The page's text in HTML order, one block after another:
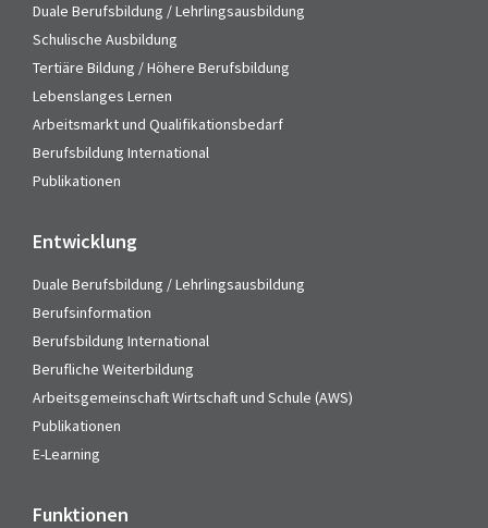
Duale Berufsbildung / Lehrlingsausbildung
Schulische Ausbildung
Tertiäre Bildung / Höhere Berufsbildung
Lebenslanges Lernen
Arbeitsmarkt und Qualifikationsbedarf
Berufsbildung International
Publikationen
Entwicklung
Duale Berufsbildung / Lehrlingsausbildung
Berufsinformation
Berufsbildung International
Berufliche Weiterbildung
Arbeitsgemeinschaft Wirtschaft und Schule (AWS)
Publikationen
E-Learning
Funktionen